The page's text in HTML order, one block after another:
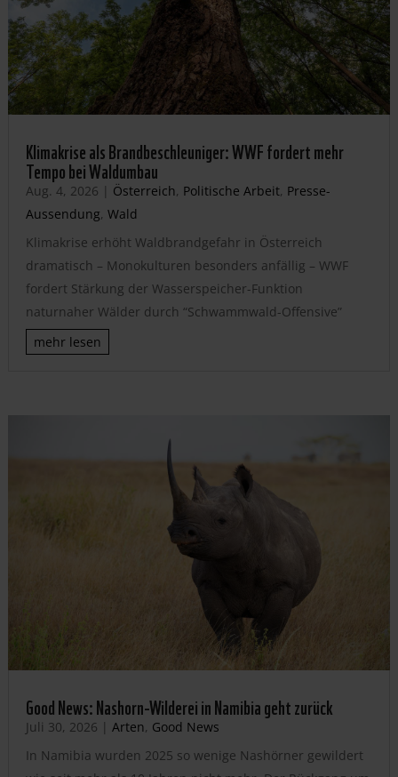
Klimakrise als Brandbeschleuniger: WWF fordert mehr
Tempo bei Waldumbau
Aug. 4, 2026 | Österreich, Politische Arbeit, Presse-
Aussendung, Wald
Klimakrise erhöht Waldbrandgefahr in Österreich
dramatisch – Monokulturen besonders anfällig – WWF
fordert Stärkung der Wasserspeicher-Funktion
naturnaher Wälder durch “Schwammwald-Offensive”
mehr lesen
Good News: Nashorn-Wilderei in Namibia geht zurück
Juli 30, 2026 | Arten, Good News
In Namibia wurden 2025 so wenige Nashörner gewildert